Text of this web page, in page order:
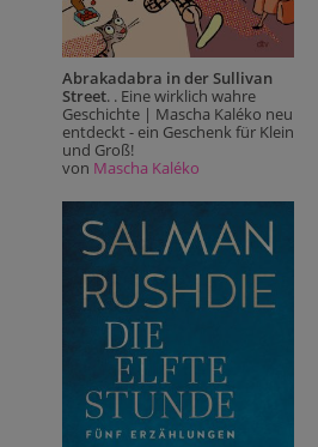
Abrakadabra in der Sullivan
Street. . Eine wirklich wahre
Geschichte | Mascha Kaléko neu
entdeckt - ein Geschenk für Klein
und Groß!
von Mascha Kaléko